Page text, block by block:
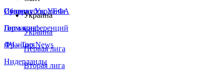
Сборная Украины
Италия
Германия
Франция
Нидерланды
Суперкубок УЕФА
Лига конференций
ЛЧ - Top News
Украина
Украина
Первая лига
Вторая лига